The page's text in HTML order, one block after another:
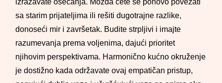
izražavate osećanja. Možda ćete se ponovo povezati
sa starim prijateljima ili rešiti dugotrajne razlike,
donoseći mir i završetak. Budite strpljivi i imajte
razumevanja prema voljenima, dajući prioritet
njihovim perspektivama. Harmonično kućno okruženje
je dostižno kada održavate ovaj empatičan pristup,